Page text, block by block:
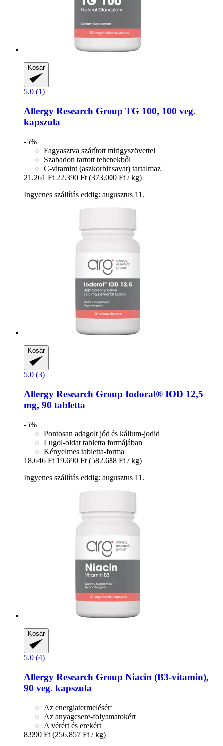
Kosár
5.0 (1)
Allergy Research Group TG 100, 100 veg.
kapszula
-5%
Fagyasztva szárított mirigyszövettel
Szabadon tartott tehenekből
C-vitamint (aszkorbinsavat) tartalmaz
21.261 Ft 22.390 Ft (373.000 Ft / kg)
Ingyenes szállítás eddig: augusztus 11.
Kosár
5.0 (3)
Allergy Research Group Iodoral® IOD 12,5
mg, 90 tabletta
-5%
Pontosan adagolt jód és kálium-jodid
Lugol-oldat tabletta formájában
Kényelmes tabletta-forma
18.646 Ft 19.690 Ft (582.688 Ft / kg)
Ingyenes szállítás eddig: augusztus 11.
Kosár
5.0 (4)
Allergy Research Group Niacin (B3-​vitamin),
90 veg. kapszula
Az energiatermelésért
Az anyagcsere-folyamatokért
A vérért és erekért
8.990 Ft (256.857 Ft / kg)